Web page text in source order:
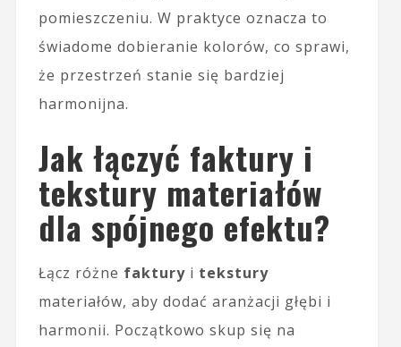
pomieszczeniu. W praktyce oznacza to
świadome dobieranie kolorów, co sprawi,
że przestrzeń stanie się bardziej
harmonijna.
Jak łączyć faktury i
tekstury materiałów
dla spójnego efektu?
Łącz różne fakturyi tekstury
materiałów, aby dodać aranżacji głębi i
harmonii. Początkowo skup się na